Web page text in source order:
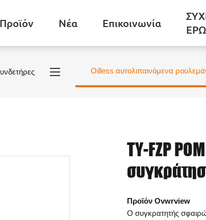
Προϊόν Νέα Επικοινωνία
Oilless αυτολιπαινόμενα
TY-FZP
Προϊόν Ovwrview
Ο συγκρατητής